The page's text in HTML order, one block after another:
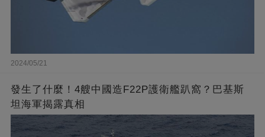
2024/05/21
發生了什麼！4艘中國造F22P護衛艦趴窩？巴基斯
坦海軍揭露真相